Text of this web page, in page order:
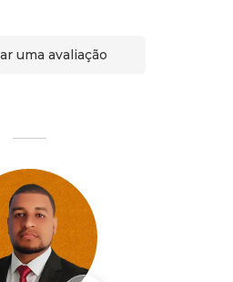
uma avaliação